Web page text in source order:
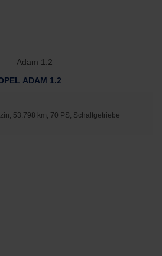
ADAM 1.2
53.798 km, 70 PS, Schaltgetriebe